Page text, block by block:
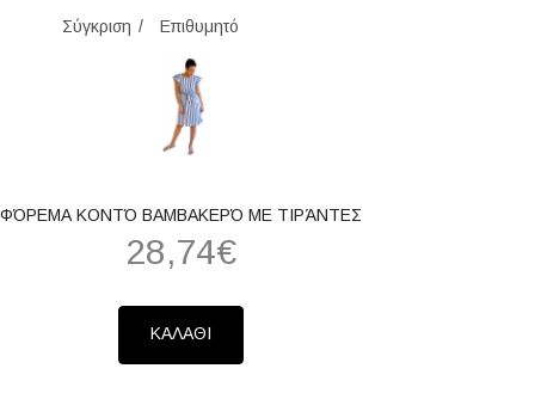
Σύγκριση Επιθυμητό
ΦΌΡΕΜΑ ΚΟΝΤΌ ΒΑΜΒΑΚΕΡΌ ΜΕ ΤΙΡΆΝΤΕΣ
28,74€
ΚΑΛΑΘΙ